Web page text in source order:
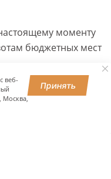
моменту
бюджетных мест
веб-
Москва,
Принять